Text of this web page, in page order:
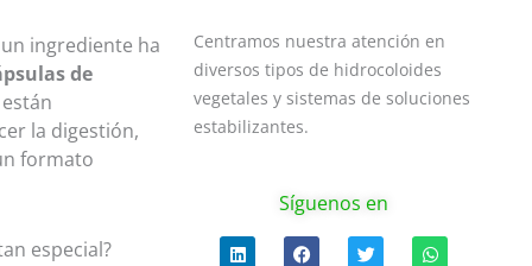
ingrediente ha
de
la digestión,
formato
especial?
Centramos nuestra atención en
diversos tipos de hidrocoloides
vegetales y sistemas de soluciones
estabilizantes.
Síguenos en
L
i
F
a
T
w
W
h